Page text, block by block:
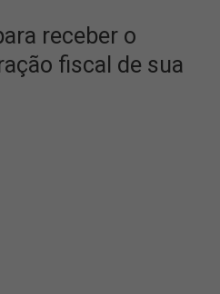
receber o
fiscal de sua